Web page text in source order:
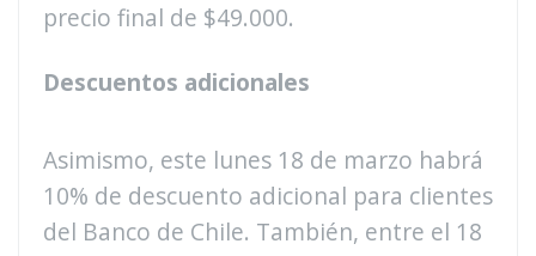
precio final de $49.000.
Descuentos adicionales
Asimismo, este lunes 18 de marzo habrá
10% de descuento adicional para clientes
del Banco de Chile. También, entre el 18